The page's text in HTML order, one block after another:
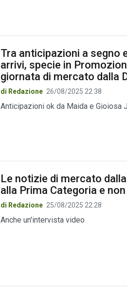
Tra anticipazioni a segno
arrivi, specie in
giornata di mercato dalla
di Redazione 26/08/2025 22:38
Anticipazioni ok da Maida e Gioiosa
Le notizie di mercato
alla Prima Categoria e
di Redazione 25/08/2025 22:28
Anche un'intervista video